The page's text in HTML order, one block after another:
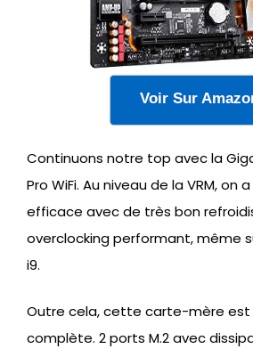
Voir Sur
Continuons notre top avec la
Pro WiFi. Au niveau de la VRM,
efficace avec de très bon
overclocking performant, même
i9.
Outre cela, cette carte-mère est
complète. 2 ports M.2 avec